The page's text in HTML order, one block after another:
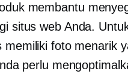
membantu
situs web Anda.
memiliki foto menarik
perlu